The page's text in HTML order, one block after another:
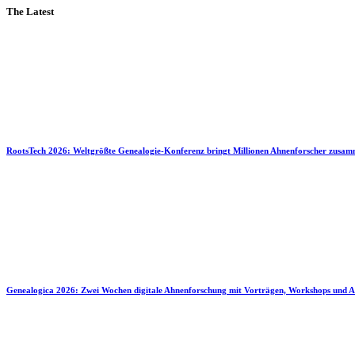
The Latest
RootsTech 2026: Weltgrößte Genealogie-Konferenz bringt Millionen Ahnenforscher
Genealogica 2026: Zwei Wochen digitale Ahnenforschung mit Vorträgen, Workshops und